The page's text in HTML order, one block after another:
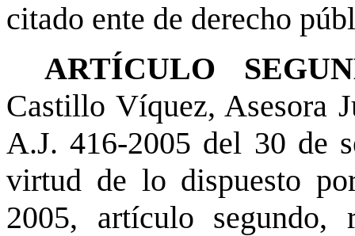
citado ente de derecho
ARTÍCULO
Castillo Víquez, Asesora
A.J. 416-2005 del 30 de
virtud de lo dispuesto
2005, artículo